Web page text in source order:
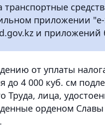
транспортные
приложении
и приложений
от уплаты
до 4 000 куб. см
Труда, лица,
орденом